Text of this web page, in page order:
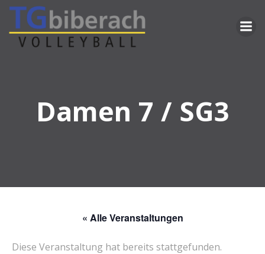
Inhalt
springen
Damen 7 / SG3
« Alle Veranstaltungen
Diese Veranstaltung hat bereits stattgefunden.